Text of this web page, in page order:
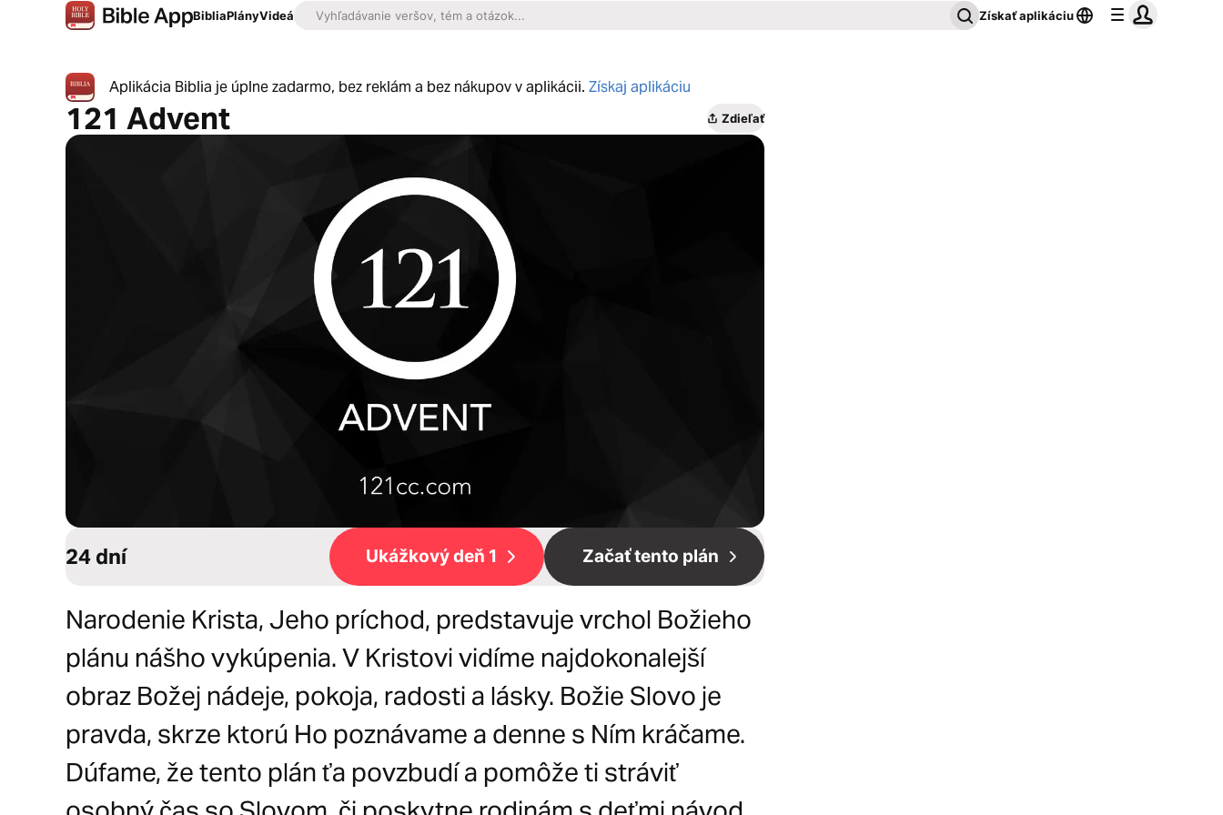
BibliaPlányVideá Získať aplikáciu
Aplikácia Biblia je úplne zadarmo, bez reklám a bez nákupov v aplikácii. Získaj aplikáciu
121 Advent Zdieľať
24 dní Ukážkový deň 1 Začať tento plán
Narodenie Krista, Jeho príchod, predstavuje vrchol Božieho
plánu nášho vykúpenia. V Kristovi vidíme najdokonalejší
obraz Božej nádeje, pokoja, radosti a lásky. Božie Slovo je
pravda, skrze ktorú Ho poznávame a denne s Ním kráčame.
Dúfame, že tento plán ťa povzbudí a pomôže ti stráviť